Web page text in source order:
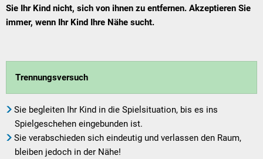
Sie Ihr Kind nicht, sich von ihnen zu entfernen. Akzeptieren Sie
immer, wenn Ihr Kind Ihre Nähe sucht.
Trennungsversuch
Sie begleiten Ihr Kind in die Spielsituation, bis es ins
Spielgeschehen eingebunden ist.
Sie verabschieden sich eindeutig und verlassen den Raum,
bleiben jedoch in der Nähe!